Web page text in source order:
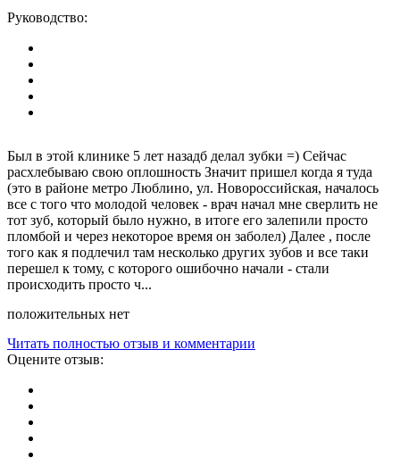
Руководство:
Был в этой клинике 5 лет назадб делал зубки =) Сейчас
расхлебываю свою оплошность Значит пришел когда я туда
(это в районе метро Люблино, ул. Новороссийская, началось
все с того что молодой человек - врач начал мне сверлить не
тот зуб, который было нужно, в итоге его залепили просто
пломбой и через некоторое время он заболел) Далее , после
того как я подлечил там несколько других зубов и все таки
перешел к тому, с которого ошибочно начали - стали
происходить просто ч...
положительных нет
Читать полностью отзыв и комментарии
Оцените отзыв: